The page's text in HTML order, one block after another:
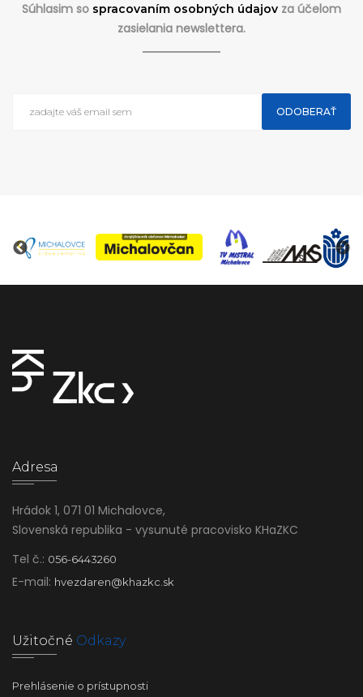
Súhlasim so spracovaním osobných údajov za účelom
zasielania newslettera.
ODOBERAŤ
Adresa
Hrádok 1, 071 01 Michalovce,
Slovenská republika - vysunuté pracovisko KHaZKC
Tel č.: 056-6443260
E-mail: hvezdaren@khazkc.sk
Užitočné Odkazy
Prehlásenie o prístupnosti